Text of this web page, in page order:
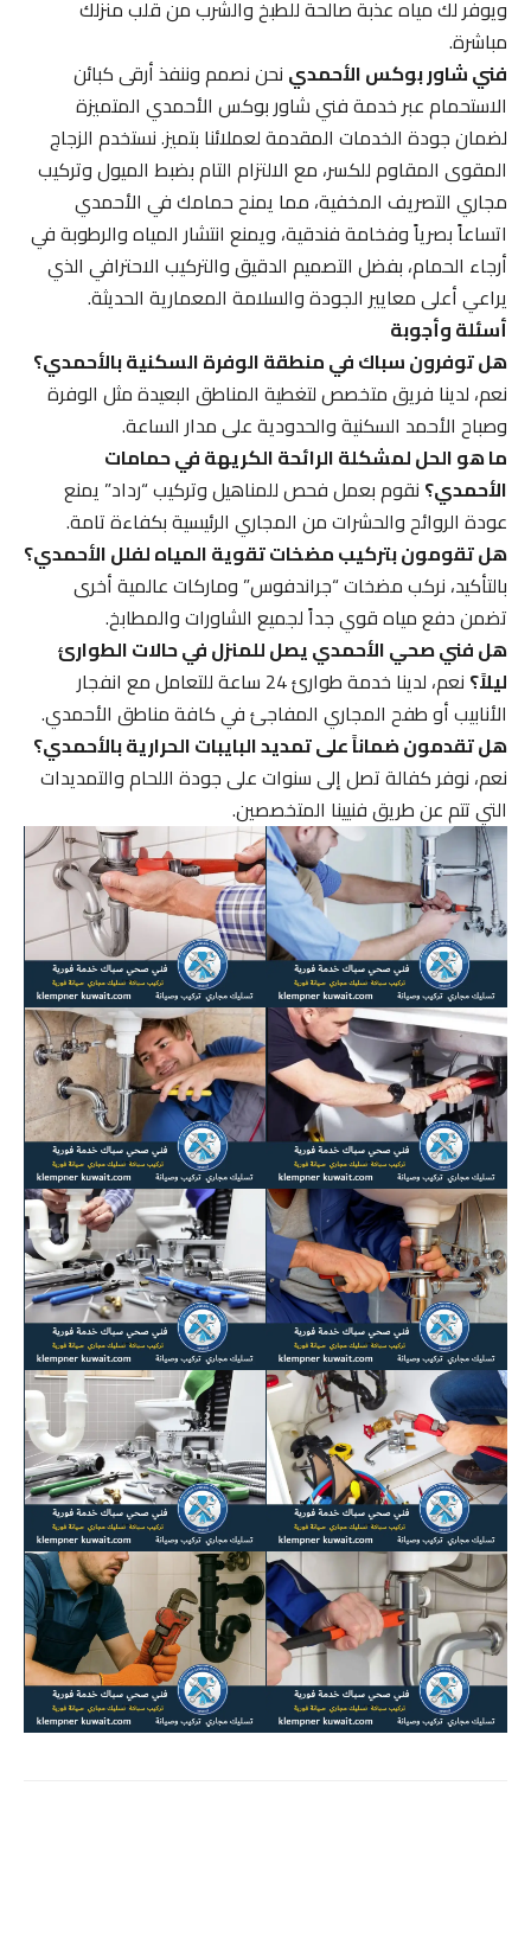
ويوفر لك مياه عذبة صالحة للطبخ والشرب من قلب منزلك
مباشرة.
فني شاور بوكس الأحمدينحن نصمم وننفذ أرقى كبائن
الاستحمام عبر خدمة فني شاور بوكس الأحمدي المتميزة
لضمان جودة الخدمات المقدمة لعملائنا بتميز. نستخدم الزجاج
المقوى المقاوم للكسر، مع الالتزام التام بضبط الميول وتركيب
مجاري التصريف المخفية، مما يمنح حمامك في الأحمدي
اتساعاً بصرياً وفخامة فندقية، ويمنع انتشار المياه والرطوبة في
أرجاء الحمام، بفضل التصميم الدقيق والتركيب الاحترافي الذي
يراعي أعلى معايير الجودة والسلامة المعمارية الحديثة.
أسئلة وأجوبة
هل توفرون سباك في منطقة الوفرة السكنية بالأحمدي؟
نعم، لدينا فريق متخصص لتغطية المناطق البعيدة مثل الوفرة
وصباح الأحمد السكنية والحدودية على مدار الساعة.
ما هو الحل لمشكلة الرائحة الكريهة في حمامات
الأحمدي؟نقوم بعمل فحص للمناهيل وتركيب “رداد” يمنع
عودة الروائح والحشرات من المجاري الرئيسية بكفاءة تامة.
هل تقومون بتركيب مضخات تقوية المياه لفلل الأحمدي؟
بالتأكيد، نركب مضخات “جراندفوس” وماركات عالمية أخرى
تضمن دفع مياه قوي جداً لجميع الشاورات والمطابخ.
هل فني صحي الأحمدي يصل للمنزل في حالات الطوارئ
ليلاً؟
نعم، لدينا خدمة طوارئ 24 ساعة للتعامل مع انفجار
الأنابيب أو طفح المجاري المفاجئ في كافة مناطق الأحمدي.
هل تقدمون ضماناً على تمديد البايبات الحرارية بالأحمدي؟
نعم، نوفر كفالة تصل إلى سنوات على جودة اللحام والتمديدات
التي تتم عن طريق فنيينا المتخصصين.